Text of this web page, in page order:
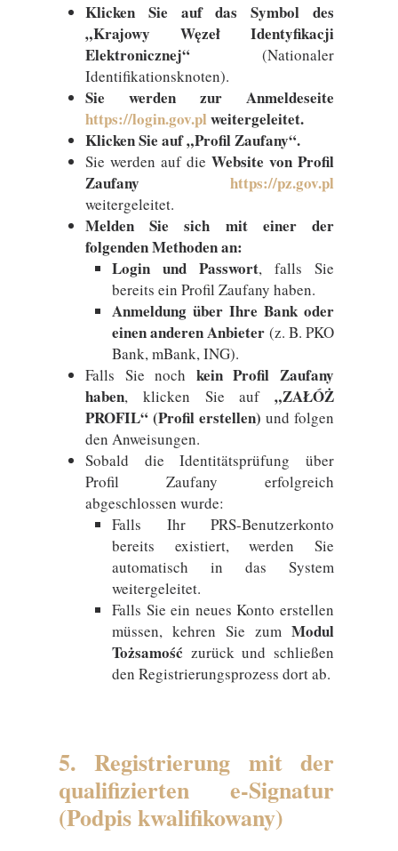
Klicken Sie auf das Symbol des
„Krajowy Węzeł Identyfikacji
Elektronicznej“ (Nationaler
Identifikationsknoten).
Sie werden zur Anmeldeseite
https://login.gov.pl weitergeleitet.
Klicken Sie auf „Profil Zaufany“.
Sie werden auf die Website von Profil
Zaufany
https://pz.gov.pl
weitergeleitet.
Melden Sie sich mit einer der
folgenden Methoden an:
Login und Passwort, falls Sie
bereits ein Profil Zaufany haben.
Anmeldung über Ihre Bank oder
einen anderen Anbieter (z. B. PKO
Bank, mBank, ING).
Falls Sie noch kein Profil Zaufany
haben, klicken Sie auf „ZAŁÓŻ
PROFIL“ (Profil erstellen) und folgen
den Anweisungen.
Sobald die Identitätsprüfung über
Profil Zaufany erfolgreich
abgeschlossen wurde:
Falls Ihr PRS-Benutzerkonto
bereits existiert, werden Sie
automatisch in das System
weitergeleitet.
Falls Sie ein neues Konto erstellen
müssen, kehren Sie zum Modul
Tożsamość zurück und schließen
den Registrierungsprozess dort ab.
5. Registrierung mit der
qualifizierten e-Signatur
(Podpis kwalifikowany)